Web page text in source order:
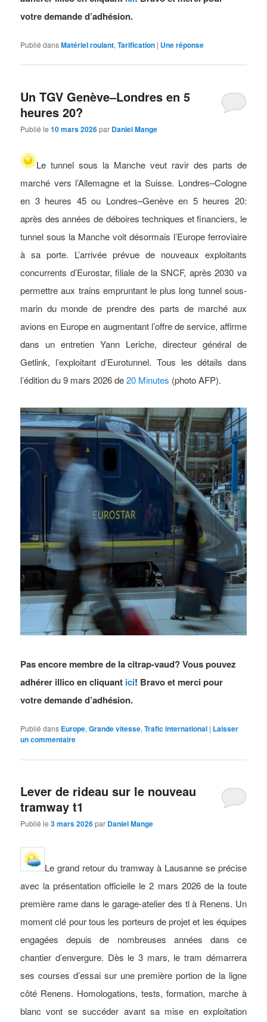
votre demande d’adhésion.
Publié dansMatériel roulant,Tarification | Uneréponse
Un TGV Genève–Londres en 5
heures 20?
Publié le10 mars 2026par Daniel Mange
Le tunnel sous la Manche veut ravir des parts de
marché vers l’Allemagne et la Suisse. Londres–Cologne
en 3 heures 45 ou Londres–Genève en 5 heures 20:
après des années de déboires techniques et financiers, le
tunnel sous la Manche voit désormais l’Europe ferroviaire
à sa porte. L’arrivée prévue de nouveaux exploitants
concurrents d’Eurostar, filiale de la SNCF, après 2030 va
permettre aux trains empruntant le plus long tunnel sous-
marin du monde de prendre des parts de marché aux
avions en Europe en augmentant l’offre de service, affirme
dans un entretien Yann Leriche, directeur général de
Getlink, l’exploitant d’Eurotunnel. Tous les détails dans
l’édition du 9 mars 2026 de20 Minutes (photo AFP).
Pas encore membre de la citrap-vaud? Vous pouvez
adhérer illico en cliquant ici! Bravo et merci pour
votre demande d’adhésion.
Publié dans Europe,Grande vitesse,Trafic international | Laisser
un commentaire
Lever de rideau sur le nouveau
tramway t1
Publié le3 mars 2026par Daniel Mange
Le grand retour du tramway à Lausanne se précise
avec la présentation officielle le 2 mars 2026 de la toute
première rame dans le garage-atelier des tl à Renens. Un
moment clé pour tous les porteurs de projet et les équipes
engagées depuis de nombreuses années dans ce
chantier d’envergure. Dès le 3 mars, le tram démarrera
ses courses d’essai sur une première portion de la ligne
côté Renens. Homologations, tests, formation, marche à
blanc vont se succéder avant sa mise en exploitation